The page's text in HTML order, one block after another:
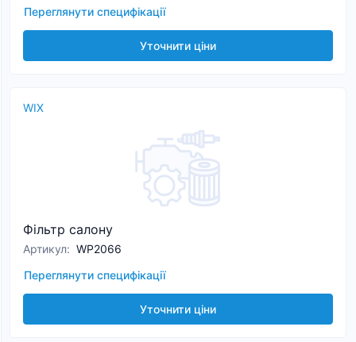
Переглянути специфікації
Уточнити ціни
WIX
Фільтр салону
Артикул: WP2066
Переглянути специфікації
Уточнити ціни